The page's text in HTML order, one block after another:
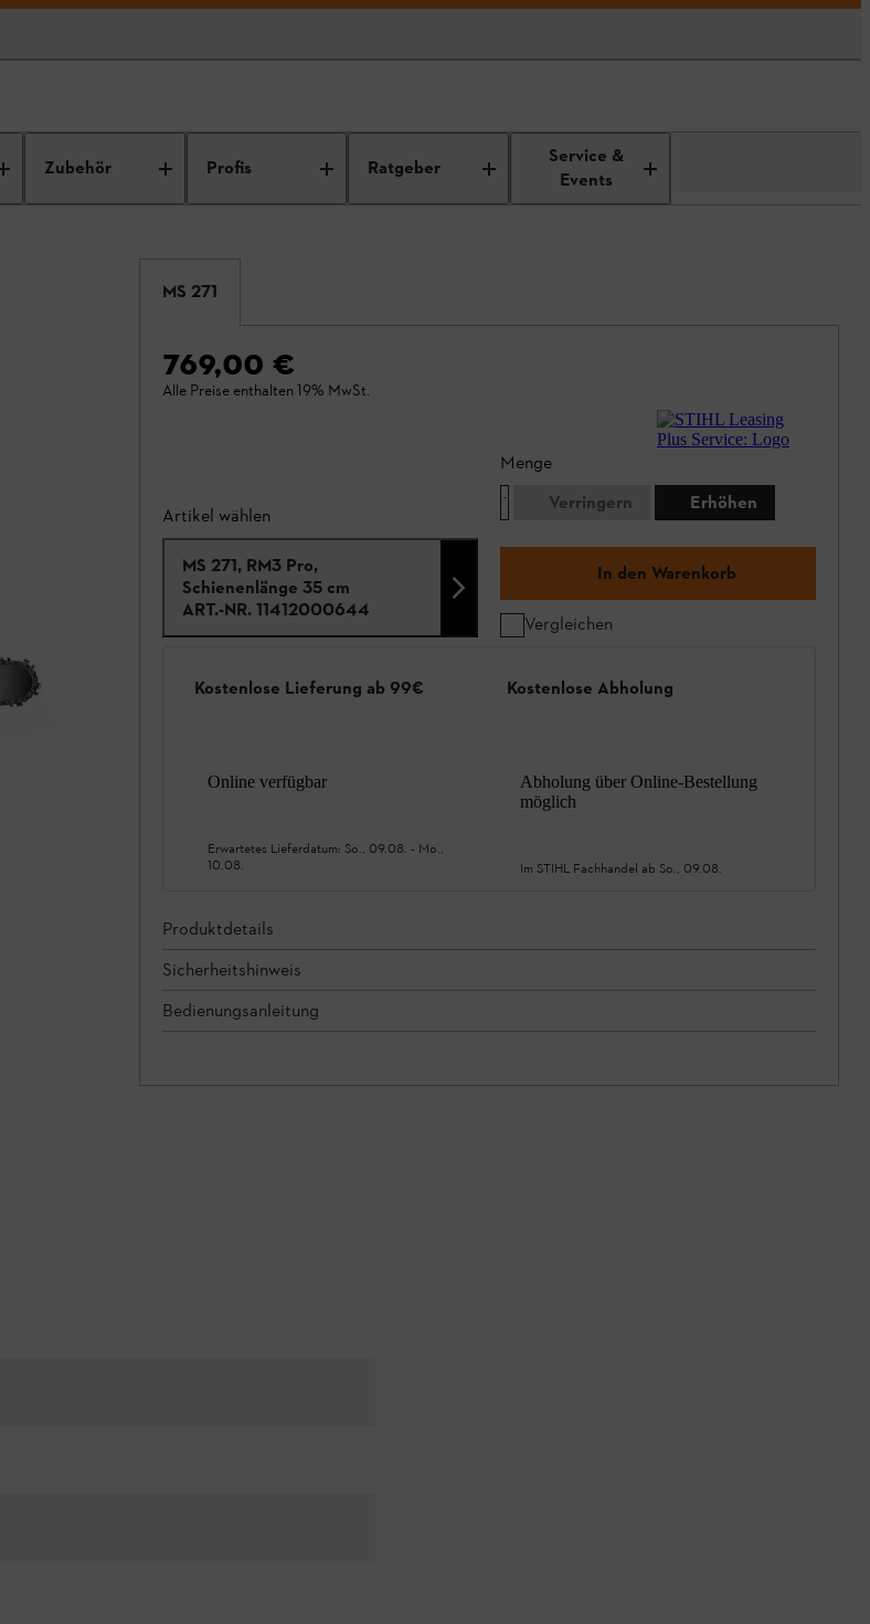
Zubehör Profis Ratgeber
Service &
Events
MS 271
769,00 €
Alle Preise enthalten 19% MwSt.
Artikel wählen
MS 271, RM3 Pro,
Schienenlänge 35 cm
ART.-NR. 11412000644
Menge
Verringern
Erhöhen
In den Warenkorb
Vergleichen
Kostenlose Lieferung ab 99€
Online verfügbar
Erwartetes Lieferdatum: So., 09.08. - Mo.,
10.08.
Kostenlose Abholung
Abholung über Online-Bestellung
möglich
Im STIHL Fachhandel ab So., 09.08.
Produktdetails
Sicherheitshinweis
Bedienungsanleitung